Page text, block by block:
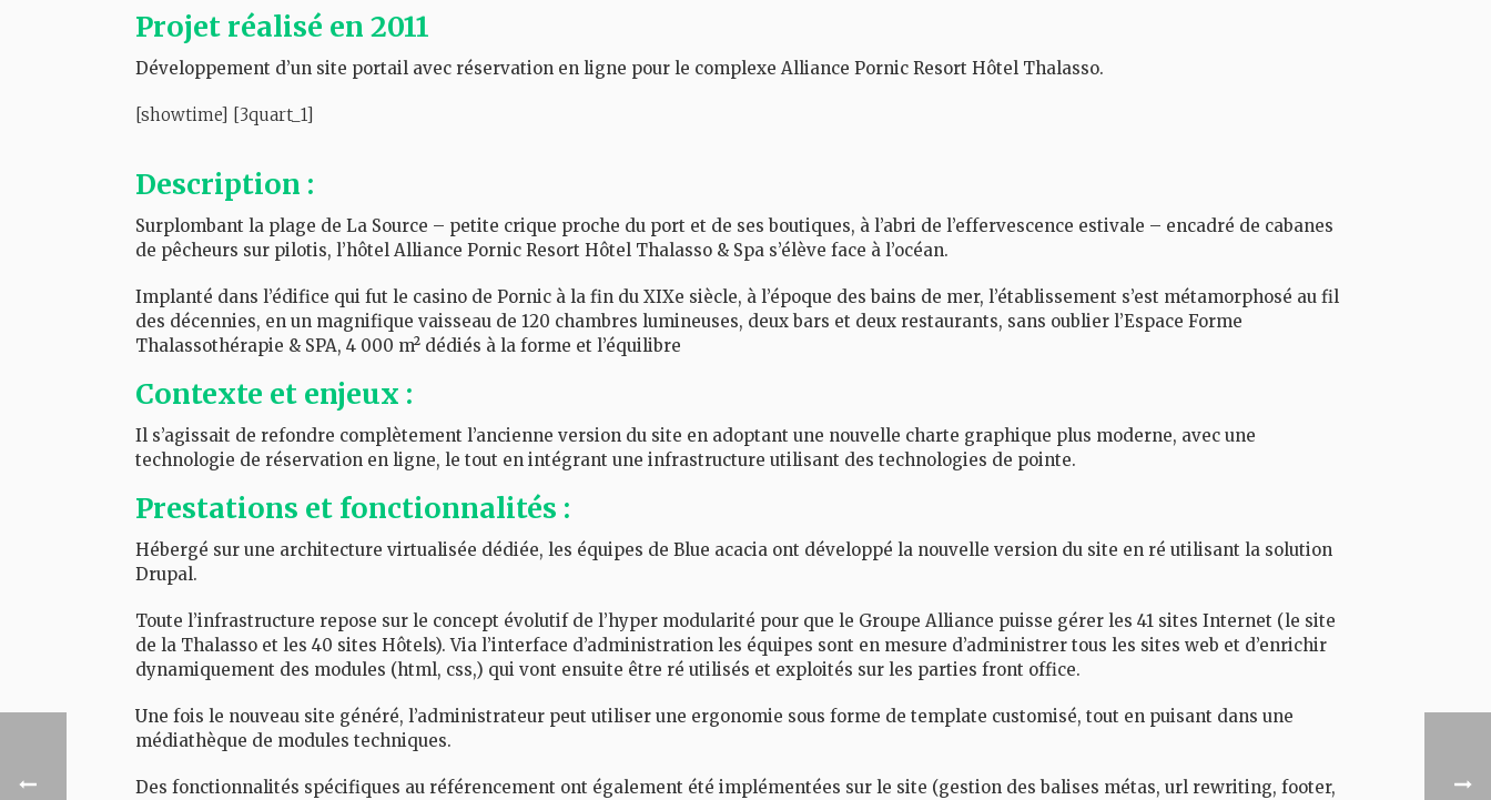
Projet réalisé en 2011
Développement d’un site portail avec réservation en ligne pour le complexe Alliance Pornic Resort Hôtel Thalasso.
[showtime] [3quart_1]
Description :
Surplombant la plage de La Source – petite crique proche du port et de ses boutiques, à l’abri de l’effervescence estivale – encadré de cabanes
de pêcheurs sur pilotis, l’hôtel Alliance Pornic Resort Hôtel Thalasso & Spa s’élève face à l’océan.
Implanté dans l’édifice qui fut le casino de Pornic à la fin du XIXe siècle, à l’époque des bains de mer, l’établissement s’est métamorphosé au fil
des décennies, en un magnifique vaisseau de 120 chambres lumineuses, deux bars et deux restaurants, sans oublier l’Espace Forme
Thalassothérapie & SPA, 4 000 m² dédiés à la forme et l’équilibre
Contexte et enjeux :
Il s’agissait de refondre complètement l’ancienne version du site en adoptant une nouvelle charte graphique plus moderne, avec une
technologie de réservation en ligne, le tout en intégrant une infrastructure utilisant des technologies de pointe.
Prestations et fonctionnalités :
Hébergé sur une architecture virtualisée dédiée, les équipes de Blue acacia ont développé la nouvelle version du site en ré utilisant la solution
Drupal.
Toute l’infrastructure repose sur le concept évolutif de l’hyper modularité pour que le Groupe Alliance puisse gérer les 41 sites Internet (le site
de la Thalasso et les 40 sites Hôtels). Via l’interface d’administration les équipes sont en mesure d’administrer tous les sites web et d’enrichir
dynamiquement des modules (html, css,) qui vont ensuite être ré utilisés et exploités sur les parties front office.
Une fois le nouveau site généré, l’administrateur peut utiliser une ergonomie sous forme de template customisé, tout en puisant dans une
médiathèque de modules techniques.
Des fonctionnalités spécifiques au référencement ont également été implémentées sur le site (gestion des balises métas, url rewriting, footer,